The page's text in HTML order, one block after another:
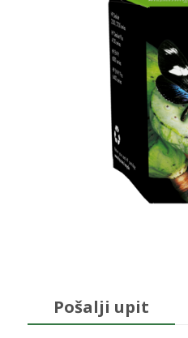
Pošalji upit